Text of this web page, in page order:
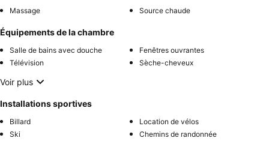
Massage Source chaude
Équipements de la chambre
Salle de bains avec douche
Fenêtres ouvrantes
Télévision
Sèche-cheveux
Voir plus
Installations sportives
Billard
Location de vélos
Ski
Chemins de randonnée